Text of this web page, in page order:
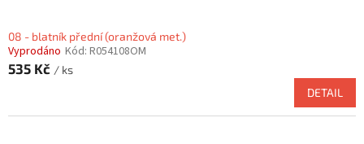
08 - blatník přední (oranžová met.)
Vyprodáno Kód: R054108OM
535 Kč / ks
DETAIL